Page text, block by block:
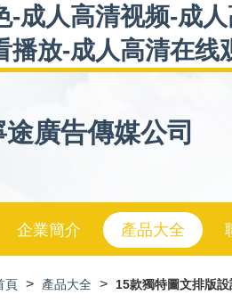
-成人高清视频-成
播放-成人高清在
廣告傳媒公司
企業簡介 產品大全
頁 > 產品大全 > 15款獨特圖文排版